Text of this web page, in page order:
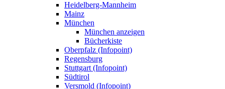
Heidelberg-Mannheim
Mainz
München
München anzeigen
Bücherkiste
Oberpfalz (Infopoint)
Regensburg
Stuttgart (Infopoint)
Südtirol
Versmold (Infopoint)